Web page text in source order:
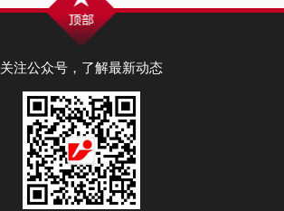
关注公众号，了解最新动态